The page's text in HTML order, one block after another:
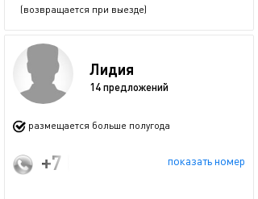
(возвращается при выезде)
Лидия
14 предложений
размещается больше полугода
показать номер
+7 (996) 121-28-55